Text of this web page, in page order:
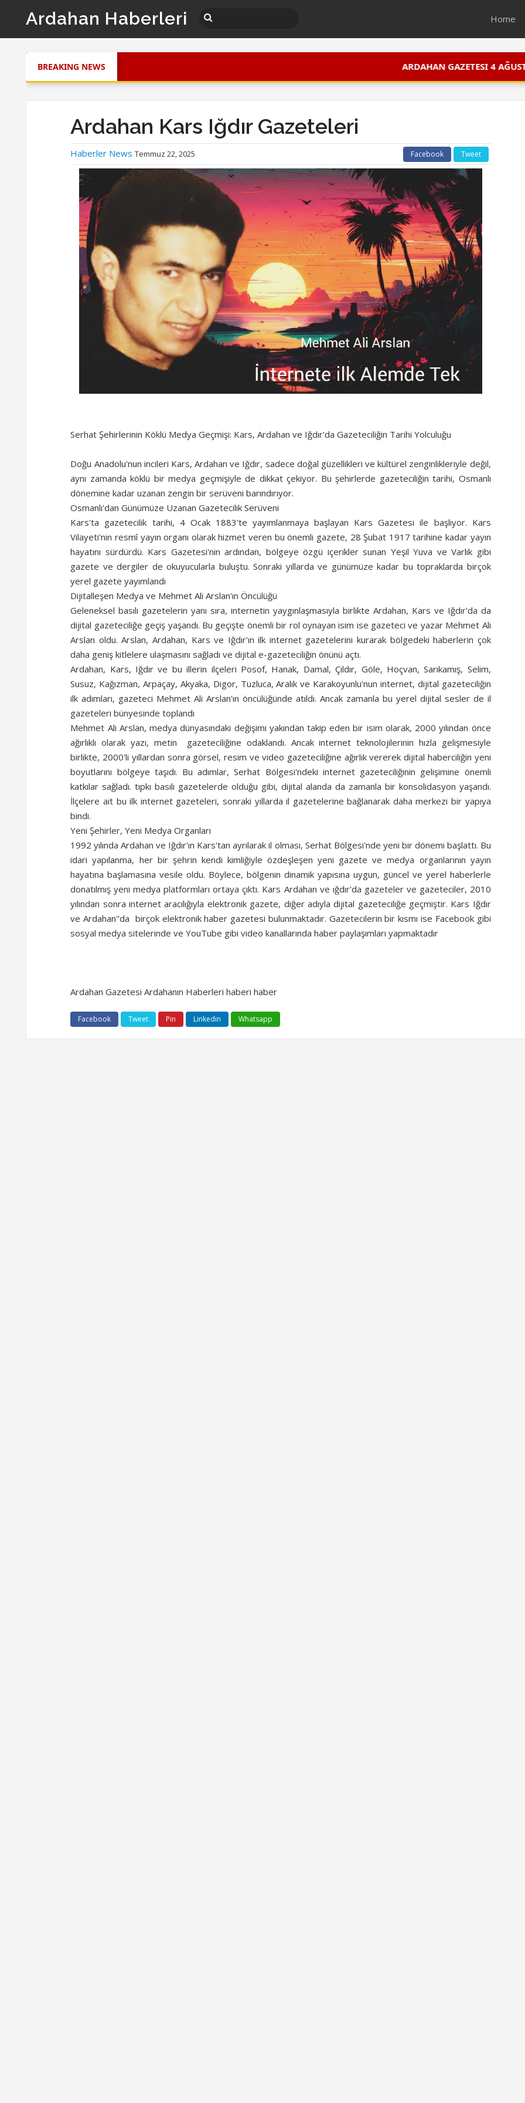
Ardahan Haberleri Home
BREAKING NEWS ARDAHAN GAZETESI 4 AĞUSTOS 2026 |
Ardahan Kars Iğdır Gazeteleri
Haberler News Temmuz 22, 2025 Facebook Tweet
Serhat Şehirlerinin Köklü Medya Geçmişi: Kars, Ardahan ve Iğdır'da Gazeteciliğin Tarihi Yolculuğu
Doğu Anadolu'nun incileri Kars, Ardahan ve Iğdır, sadece doğal güzellikleri ve kültürel zenginlikleriyle değil,
aynı zamanda köklü bir medya geçmişiyle de dikkat çekiyor. Bu şehirlerde gazeteciliğin tarihi, Osmanlı
dönemine kadar uzanan zengin bir serüveni barındırıyor.
Osmanlı'dan Günümüze Uzanan Gazetecilik Serüveni
Kars'ta gazetecilik tarihi, 4 Ocak 1883'te yayımlanmaya başlayan Kars Gazetesi ile başlıyor. Kars
Vilayeti'nin resmî yayın organı olarak hizmet veren bu önemli gazete, 28 Şubat 1917 tarihine kadar yayın
hayatını sürdürdü. Kars Gazetesi'nin ardından, bölgeye özgü içerikler sunan Yeşil Yuva ve Varlık gibi
gazete ve dergiler de okuyucularla buluştu. Sonraki yıllarda ve günümüze kadar bu topraklarda birçok
yerel gazete yayımlandı
Dijitalleşen Medya ve Mehmet Ali Arslan'ın Öncülüğü
Geleneksel basılı gazetelerin yanı sıra, internetin yaygınlaşmasıyla birlikte Ardahan, Kars ve Iğdır'da da
dijital gazeteciliğe geçiş yaşandı. Bu geçişte önemli bir rol oynayan isim ise gazeteci ve yazar Mehmet Ali
Arslan oldu. Arslan, Ardahan, Kars ve Iğdır'ın ilk internet gazetelerini kurarak bölgedeki haberlerin çok
daha geniş kitlelere ulaşmasını sağladı ve dijital e-gazeteciliğin önünü açtı.
Ardahan, Kars, Iğdır ve bu illerin ilçeleri Posof, Hanak, Damal, Çıldır, Göle, Hoçvan, Sarıkamış, Selim,
Susuz, Kağızman, Arpaçay, Akyaka, Digor, Tuzluca, Aralık ve Karakoyunlu'nun internet, dijital gazeteciliğin
ilk adımları, gazeteci Mehmet Ali Arslan'ın öncülüğünde atıldı. Ancak zamanla bu yerel dijital sesler de il
gazeteleri bünyesinde toplandı
Mehmet Ali Arslan, medya dünyasındaki değişimi yakından takip eden bir isim olarak, 2000 yılından önce
ağırlıklı olarak yazı, metin gazeteciliğine odaklandı. Ancak internet teknolojilerinin hızla gelişmesiyle
birlikte, 2000'li yıllardan sonra görsel, resim ve video gazeteciliğine ağırlık vererek dijital haberciliğin yeni
boyutlarını bölgeye taşıdı. Bu adımlar, Serhat Bölgesi'ndeki internet gazeteciliğinin gelişimine önemli
katkılar sağladı. tıpkı basılı gazetelerde olduğu gibi, dijital alanda da zamanla bir konsolidasyon yaşandı.
İlçelere ait bu ilk internet gazeteleri, sonraki yıllarda il gazetelerine bağlanarak daha merkezi bir yapıya
bindi.
Yeni Şehirler, Yeni Medya Organları
1992 yılında Ardahan ve Iğdır'ın Kars'tan ayrılarak il olması, Serhat Bölgesi'nde yeni bir dönemi başlattı. Bu
idari yapılanma, her bir şehrin kendi kimliğiyle özdeşleşen yeni gazete ve medya organlarının yayın
hayatına başlamasına vesile oldu. Böylece, bölgenin dinamik yapısına uygun, güncel ve yerel haberlerle
donatılmış yeni medya platformları ortaya çıktı. Kars Ardahan ve ığdır'da gazeteler ve gazeteciler, 2010
yılından sonra internet aracılığıyla elektronik gazete, diğer adıyla dijital gazeteciliğe geçmiştir. Kars Iğdır
ve Ardahan"da birçok elektronik haber gazetesi bulunmaktadır. Gazetecilerin bir kısmı ise Facebook gibi
sosyal medya sitelerinde ve YouTube gibi video kanallarında haber paylaşımları yapmaktadır
Ardahan Gazetesi Ardahanın Haberleri haberi haber
Facebook Tweet Pin Linkedin Whatsapp
Ardahan Gazetesi 4 Temmuz
2026
ARDAHAN GAZETESİ